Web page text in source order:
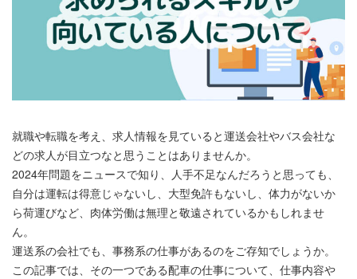
就職や転職を考え、求人情報を見ていると運送会社やバス会社な
どの求人が目立つなと思うことはありませんか。
2024年問題をニュースで知り、人手不足なんだろうと思っても、
自分は運転は得意じゃないし、大型免許もないし、体力がないか
ら荷運びなど、肉体労働は無理と敬遠されているかもしれませ
ん。
運送系の会社でも、事務系の仕事があるのをご存知でしょうか。
この記事では、その一つである配車の仕事について、仕事内容や